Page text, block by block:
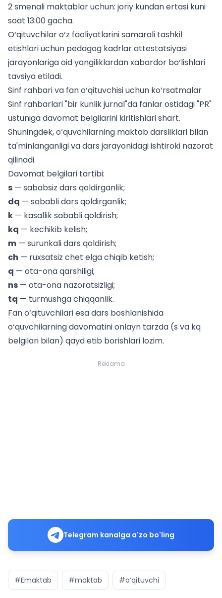
2 smenali maktablar uchun: joriy kundan ertasi kuni
soat 13:00 gacha.
O‘qituvchilar o‘z faoliyatlarini samarali tashkil
etishlari uchun pedagog kadrlar attestatsiyasi
jarayonlariga oid yangiliklardan xabardor bo‘lishlari
tavsiya etiladi.
Sinf rahbari va fan o‘qituvchisi uchun ko‘rsatmalar
Sinf rahbarlari "bir kunlik jurnal"da fanlar ostidagi "PR"
ustuniga davomat belgilarini kiritishlari shart.
Shuningdek, o‘quvchilarning maktab darsliklari bilan
ta'minlanganligi va dars jarayonidagi ishtiroki nazorat
qilinadi.
Davomat belgilari tartibi:
s — sababsiz dars qoldirganlik;
dq — sababli dars qoldirganlik;
k — kasallik sababli qoldirish;
kq — kechikib kelish;
m — surunkali dars qoldirish;
ch — ruxsatsiz chet elga chiqib ketish;
q — ota-ona qarshiligi;
ns — ota-ona nazoratsizligi;
tq — turmushga chiqqanlik.
Fan o‘qituvchilari esa dars boshlanishida
o‘quvchilarning davomatini onlayn tarzda (s va kq
belgilari bilan) qayd etib borishlari lozim.
Reklama
Telegram kanalga a'zo bo'ling
#Emaktab #maktab #o‘qituvchi